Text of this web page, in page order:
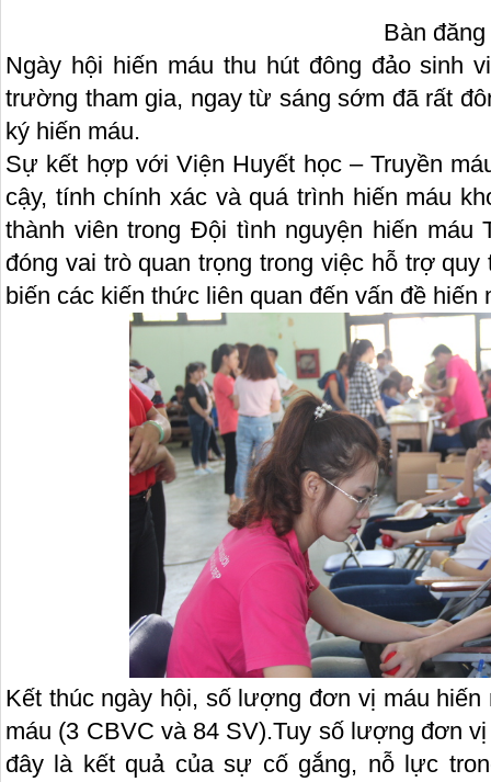
Bàn đăng ký
Ngày hội hiến máu thu hút đông đảo sinh
trường tham gia, ngay từ sáng sớm đã rất
ký hiến máu.
Sự kết hợp với Viện Huyết học – Truyền
cậy, tính chính xác và quá trình hiến máu
thành viên trong Đội tình nguyện hiến máu
đóng vai trò quan trọng trong việc hỗ trợ
biến các kiến thức liên quan đến vấn đề hiến
Kết thúc ngày hội, số lượng đơn vị máu
máu (3 CBVC và 84 SV).Tuy số lượng đơn
đây là kết quả của sự cố gắng, nỗ lực